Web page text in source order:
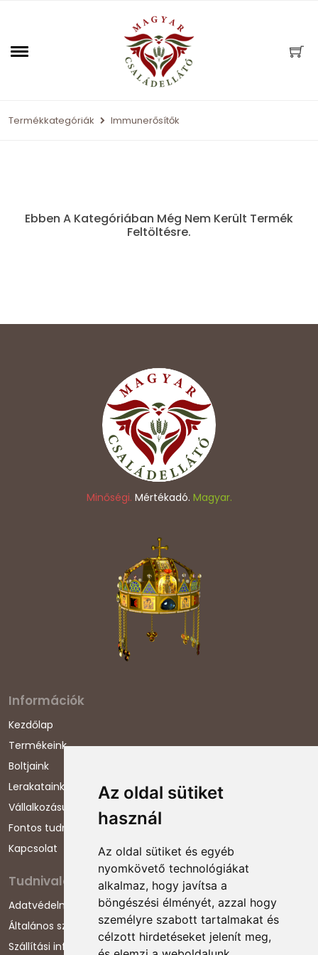
Az oldal sütiket
használ
Az oldal sütiket és egyéb
nyomkövető technológiákat
alkalmaz, hogy javítsa a
böngészési élményét, azzal hogy
személyre szabott tartalmakat és
célzott hirdetéseket jelenít meg,
Termékkategóriák Immunerősítők
Ebben A Kategóriában Még Nem Került Termék
Feltöltésre.
Minőségi. Mértékadó. Magyar.
Információk
Kezdőlap
Termékeink
Boltjaink
Lerakataink
Vállalkozásunkról
Fontos tudnivalók
Kapcsolat
Tudnivalók
Adatvédelmi nyilatkozat
Általános szerződési feltételek
Szállítási információk